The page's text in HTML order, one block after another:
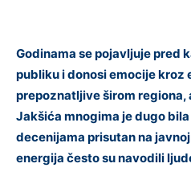
Godinama se pojavljuje pred
publiku i donosi emocije kroz
prepoznatljive širom regiona,
Jakšića mnogima je dugo
decenijama prisutan na
energija često su navodili